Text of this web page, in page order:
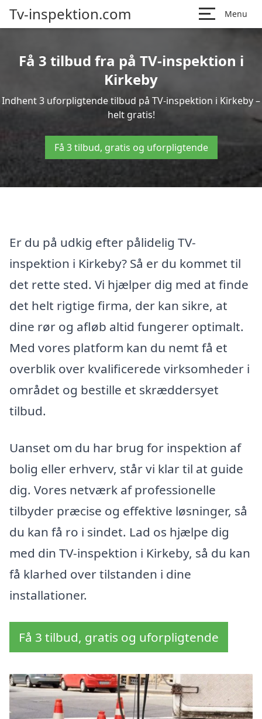
Tv-inspektion.com Menu
Få 3 tilbud fra på TV-inspektion i
Kirkeby
Indhent 3 uforpligtende tilbud på TV-inspektion i Kirkeby –
helt gratis!
Få 3 tilbud, gratis og uforpligtende
Er du på udkig efter pålidelig TV-
inspektion i Kirkeby? Så er du kommet til
det rette sted. Vi hjælper dig med at finde
det helt rigtige firma, der kan sikre, at
dine rør og afløb altid fungerer optimalt.
Med vores platform kan du nemt få et
overblik over kvalificerede virksomheder i
området og bestille et skræddersyet
tilbud.
Uanset om du har brug for inspektion af
bolig eller erhverv, står vi klar til at guide
dig. Vores netværk af professionelle
tilbyder præcise og effektive løsninger, så
du kan få ro i sindet. Lad os hjælpe dig
med din TV-inspektion i Kirkeby, så du kan
få klarhed over tilstanden i dine
installationer.
Få 3 tilbud, gratis og uforpligtende